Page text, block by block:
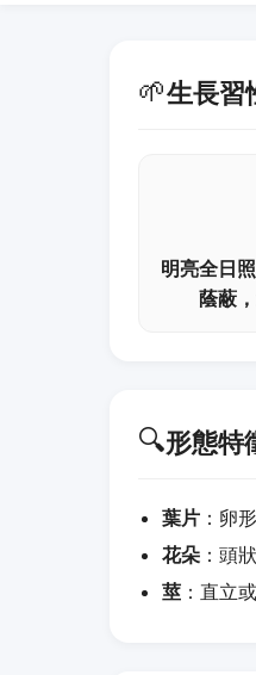
🌱生長習
明亮全日
蔭蔽
🔍形態特
葉片 ：卵
花朵 ：頭
莖 ：直立